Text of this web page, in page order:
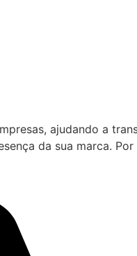
ajudando a
da sua marca.